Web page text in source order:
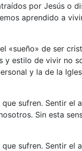
por Jesús o
aprendido a
«sueño» de ser
y estilo de vivir no
y la de la
sufren. Sentir el
Sin esta
sufren. Sentir el